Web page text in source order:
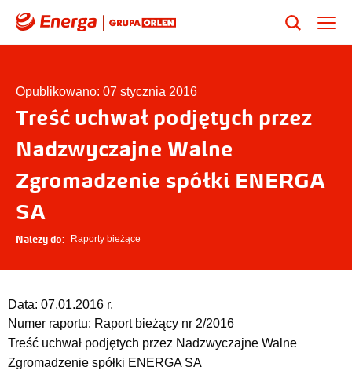
Opublikowano: 07 stycznia 2016
Treść uchwał podjętych przez
Nadzwyczajne Walne
Zgromadzenie spółki ENERGA
SA
Należy do: Raporty bieżące
Data: 07.01.2016 r.
Numer raportu: Raport bieżący nr 2/2016
Treść uchwał podjętych przez Nadzwyczajne Walne
Zgromadzenie spółki ENERGA SA